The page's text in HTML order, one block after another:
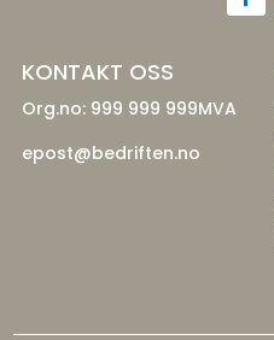
KONTAKT OSS
Org.no: 999 999 999MVA
epost@bedriften.no